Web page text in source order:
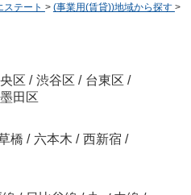
テート > (事業用(賃貸))地域から探す >
区 / 渋谷区 / 台東区 /
墨田区
橋 / 六本木 / 西新宿 /